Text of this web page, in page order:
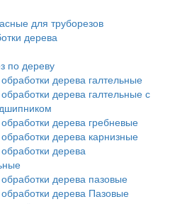
для труборезов
дерева
по дереву
дерева галтельные
дерева галтельные с
дерева гребневые
дерева карнизные
дерева
дерева пазовые
дерева Пазовые